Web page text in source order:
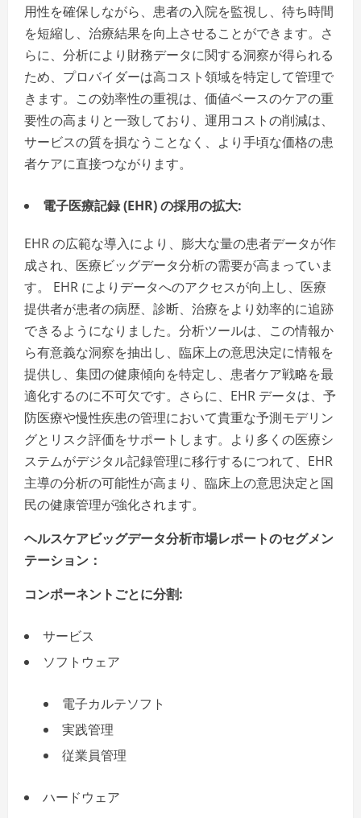
用性を確保しながら、患者の入院を監視し、待ち時間
を短縮し、治療結果を向上させることができます。さ
らに、分析により財務データに関する洞察が得られる
ため、プロバイダーは高コスト領域を特定して管理で
きます。この効率性の重視は、価値ベースのケアの重
要性の高まりと一致しており、運用コストの削減は、
サービスの質を損なうことなく、より手頃な価格の患
者ケアに直接つながります。
電子医療記録 (EHR) の採用の拡大:
EHR の広範な導入により、膨大な量の患者データが作
成され、医療ビッグデータ分析の需要が高まっていま
す。 EHR によりデータへのアクセスが向上し、医療
提供者が患者の病歴、診断、治療をより効率的に追跡
できるようになりました。分析ツールは、この情報か
ら有意義な洞察を抽出し、臨床上の意思決定に情報を
提供し、集団の健康傾向を特定し、患者ケア戦略を最
適化するのに不可欠です。さらに、EHR データは、予
防医療や慢性疾患の管理において貴重な予測モデリン
グとリスク評価をサポートします。より多くの医療シ
ステムがデジタル記録管理に移行するにつれて、EHR
主導の分析の可能性が高まり、臨床上の意思決定と国
民の健康管理が強化されます。
ヘルスケアビッグデータ分析市場レポートのセグメン
テーション：
コンポーネントごとに分割:
サービス
ソフトウェア
電子カルテソフト
実践管理
従業員管理
ハードウェア